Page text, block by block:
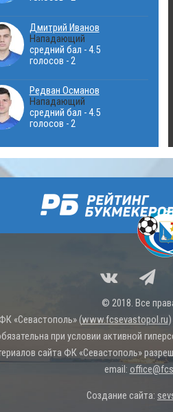
Дмитрий Иванов
Нападающий
средний бал - 4.5
голосов - 2
Редван Османов
Нападающий
средний бал - 4.5
голосов - 2
© 2018. Все
«Севастополь» (www.fcsevastopol.ru
при условии активной
сайта ФК «Севастополь»
email:
Создание сайта: